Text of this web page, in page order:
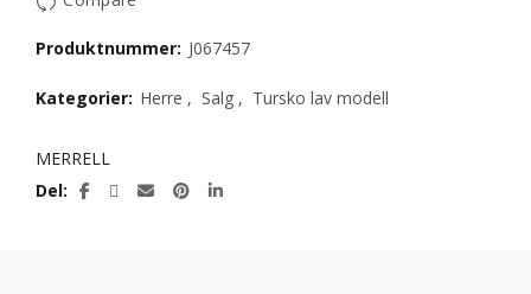
Produktnummer: J067457
Kategorier: Herre , Salg , Tursko lav modell
MERRELL
Del